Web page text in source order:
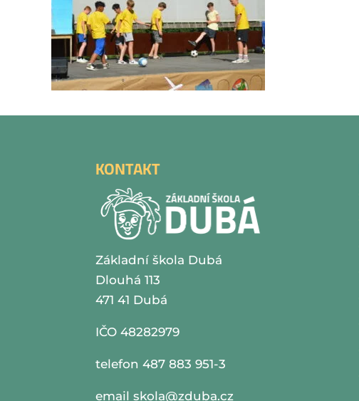
KONTAKT
Základní škola Dubá
Dlouhá 113
471 41 Dubá
IČO 48282979
telefon 487 883 951-3
emailskola@zduba.cz